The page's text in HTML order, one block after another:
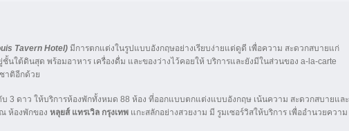
Tavern Hotel) มีการตกแต่งในรูปแบบอังกฤษอย่างเรียบง่ายแต่ดูดี เพื่อความ สะดวกสบายแก่
นใต้ดินสุด พร้อมอาหาร เครื่องดื่ม และของว่างไว้คอยให้ บริการและยังมีในส่วนของ a-la-carte
าติอีกด้วย
บ 3 ดาว ให้บริการห้องพักทั้งหมด 88 ห้อง ที่ออกแบบตกแต่งแบบอังกฤษ เน้นความ สะดวกสบายและ
ห้องพักของ หลุยส์ แทรเวิล กรุงเทพ แกะสลักอย่างสวยงาม มี รูมเซอร์วิสให้บริการ เพื่ออำนวยความ